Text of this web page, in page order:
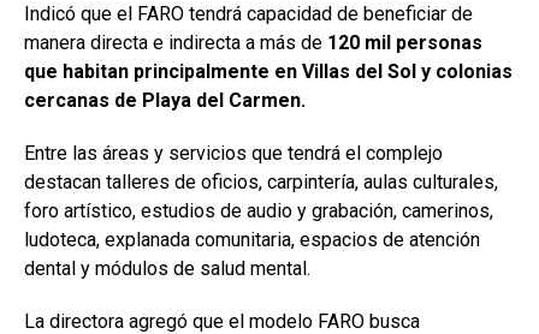
Indicó que el FARO tendrá capacidad de beneficiar de
manera directa e indirecta a más de 120 mil personas
que habitan principalmente en Villas del Sol y colonias
cercanas de Playa del Carmen.
Entre las áreas y servicios que tendrá el complejo
destacan talleres de oficios, carpintería, aulas culturales,
foro artístico, estudios de audio y grabación, camerinos,
ludoteca, explanada comunitaria, espacios de atención
dental y módulos de salud mental.
La directora agregó que el modelo FARO busca